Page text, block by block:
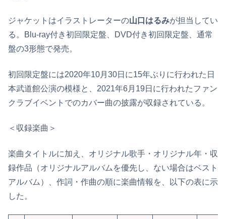
ジャケットはイラストレーターの山口はるみが担当してい
る。Blu-ray付き初回限定盤、DVD付き初回限定盤、通常
盤の3形態で発売。
初回限定盤には2020年10月30日に15年ぶりに行われた日
本武道館公演の模様と、2021年6月19日に行われたファン
クラブイベントでのカバー曲の披露が収録されている。
＜収録楽曲＞
楽曲タイトルに加え、オリジナル歌手・オリジナル年・収
録作品（オリジナルアルバムを優先し、ない場合はベスト
アルバム）、作詞・作曲の順に楽曲情報を、以下の表に示
した。